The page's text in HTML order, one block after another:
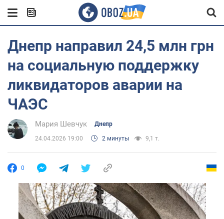
Днепр направил 24,5 млн грн
на социальную поддержку
ликвидаторов аварии на
ЧАЭС
Мария Шевчук Днепр
24.04.2026 19:00 2 минуты 9,1 т.
0